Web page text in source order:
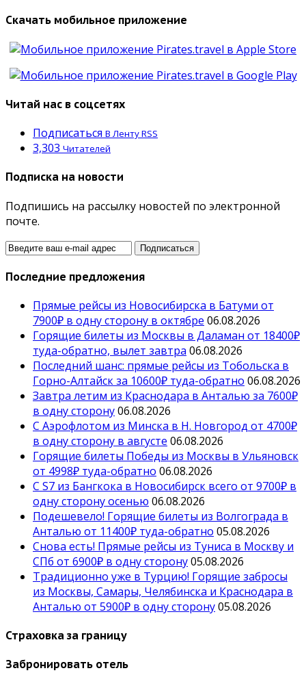
Скачать мобильное приложение
Читай нас в соцсетях
Подписаться В Ленту RSS
3,303 Читателей
Подписка на новости
Подпишись на рассылку новостей по электронной
почте.
Последние предложения
Прямые рейсы из Новосибирска в Батуми от
7900₽ в одну сторону в октябре 06.08.2026
Горящие билеты из Москвы в Даламан от 18400₽
туда-обратно, вылет завтра 06.08.2026
Последний шанс: прямые рейсы из Тобольска в
Горно-Алтайск за 10600₽ туда-обратно 06.08.2026
Завтра летим из Краснодара в Анталью за 7600₽
в одну сторону06.08.2026
С Аэрофлотом из Минска в Н. Новгород от 4700₽
в одну сторону в августе 06.08.2026
Горящие билеты Победы из Москвы в Ульяновск
от 4998₽ туда-обратно 06.08.2026
С S7 из Бангкока в Новосибирск всего от 9700₽ в
одну сторону осенью 06.08.2026
Подешевело! Горящие билеты из Волгограда в
Анталью от 11400₽ туда-обратно 05.08.2026
Снова есть! Прямые рейсы из Туниса в Москву и
СПб от 6900₽ в одну сторону05.08.2026
Традиционно уже в Турцию! Горящие забросы
из Москвы, Самары, Челябинска и Краснодара в
Анталью от 5900₽ в одну сторону05.08.2026
Страховка за границу
Забронировать отель